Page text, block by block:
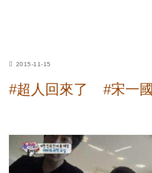
2015-11-15
#超人回來了 #宋一國